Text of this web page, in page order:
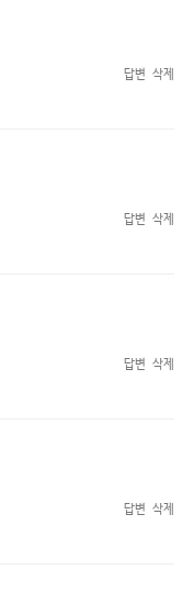
답변 삭제
답변 삭제
답변 삭제
답변 삭제